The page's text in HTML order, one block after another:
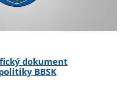
dokument
BBSK